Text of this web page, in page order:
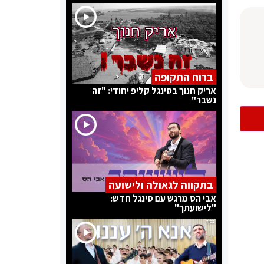
ברוח התקופה
אריק חנוך בסינגל קליפ יחודי: "זה
נשבר"
בתקווה לגאולה ולישועה
אבי הס מרגש עם סינגל חדש:
"לישועתך"